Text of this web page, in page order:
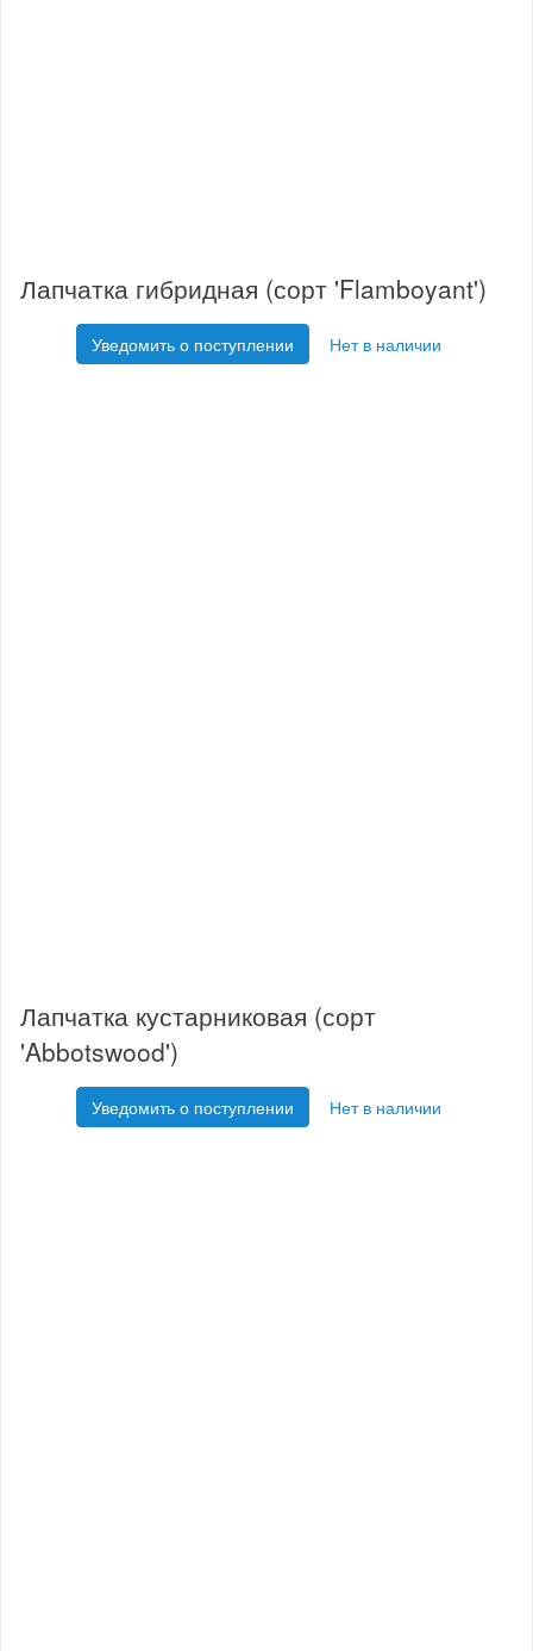
Лапчатка гибридная (сорт 'Flamboyant')
Уведомить о поступлении Нет в наличии
Лапчатка кустарниковая (сорт
'Abbotswood')
Уведомить о поступлении Нет в наличии